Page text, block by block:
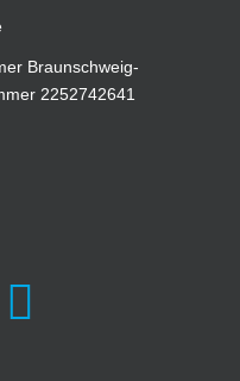
Braunschweig-
2252742641